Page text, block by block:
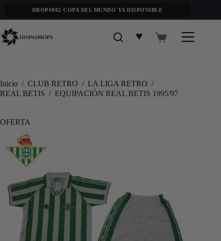
DROP#002 COPA DEL MUNDO YA DISPONIBLE
♥
Inicio / CLUB RETRO / LA LIGA RETRO /
REAL BETIS / EQUIPACIÓN REAL BETIS 1995/97
OFERTA